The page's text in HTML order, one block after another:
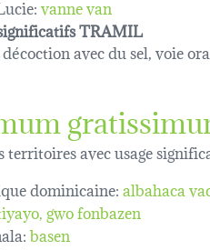
vanne van
TRAMIL
avec du sel, voie
territoires avec usage
dominicaine:albahaca
gwo fonbazen
basen